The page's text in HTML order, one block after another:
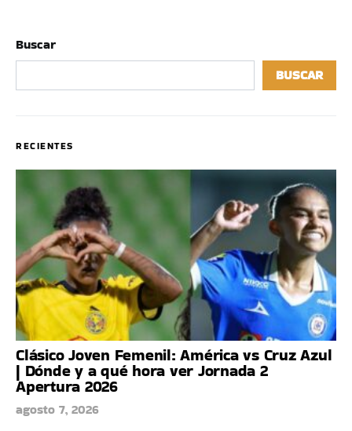
Buscar
BUSCAR
RECIENTES
Clásico Joven Femenil: América vs Cruz Azul
| Dónde y a qué hora ver Jornada 2
Apertura 2026
agosto 7, 2026